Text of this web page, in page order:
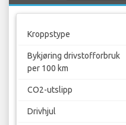
Kroppstype
Bykjøring drivstofforbruk
per 100 km
CO2-utslipp
Drivhjul